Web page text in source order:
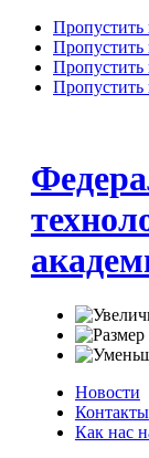
Пропустить
Пропустить
Пропустить
Пропустить
Новости
Контакты
Как нас